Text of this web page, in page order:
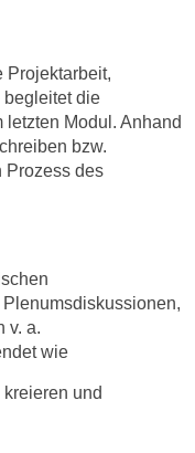
Projektarbeit,
die
Modul. Anhand
bzw.
Prozess des
v. a.
wie
und